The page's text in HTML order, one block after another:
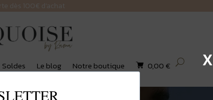
dès 100€ d’achat
Soldes Le blog Notre boutique 0,00 € X